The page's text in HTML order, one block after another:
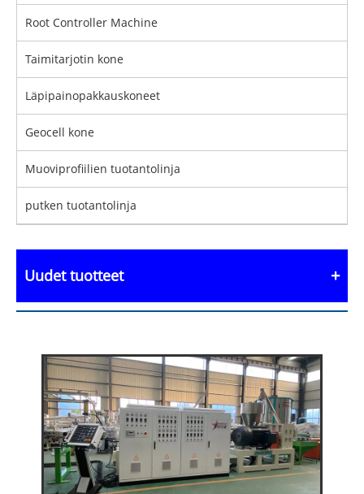
Root Controller Machine
Taimitarjotin kone
Läpipainopakkauskoneet
Geocell kone
Muoviprofiilien tuotantolinja
putken tuotantolinja
Uudet tuotteet